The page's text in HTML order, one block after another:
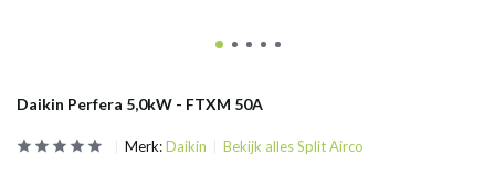
Daikin Perfera 5,0kW - FTXM 50A
Merk:Daikin Bekijk alles Split Airco